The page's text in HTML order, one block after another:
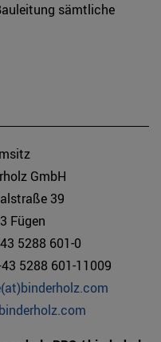
sämtliche
GmbH
39
Fügen
5288 601-0
5288 601-11009